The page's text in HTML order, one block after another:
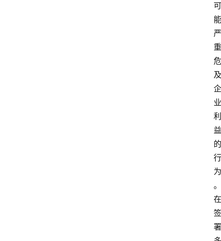
可
能
严
重
危
及
企
业
利
益
的
行
为
。
在
签
署